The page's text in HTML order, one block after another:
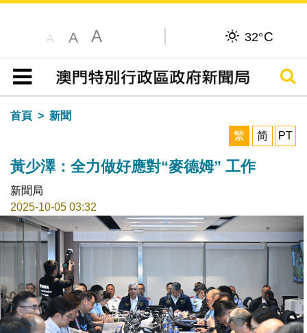
A A A 32°C
目錄
搜尋
首頁
新聞
繁
简 PT
黃少澤：全力做好應對“麥德姆” 工作
新聞局
2025-10-05 03:32